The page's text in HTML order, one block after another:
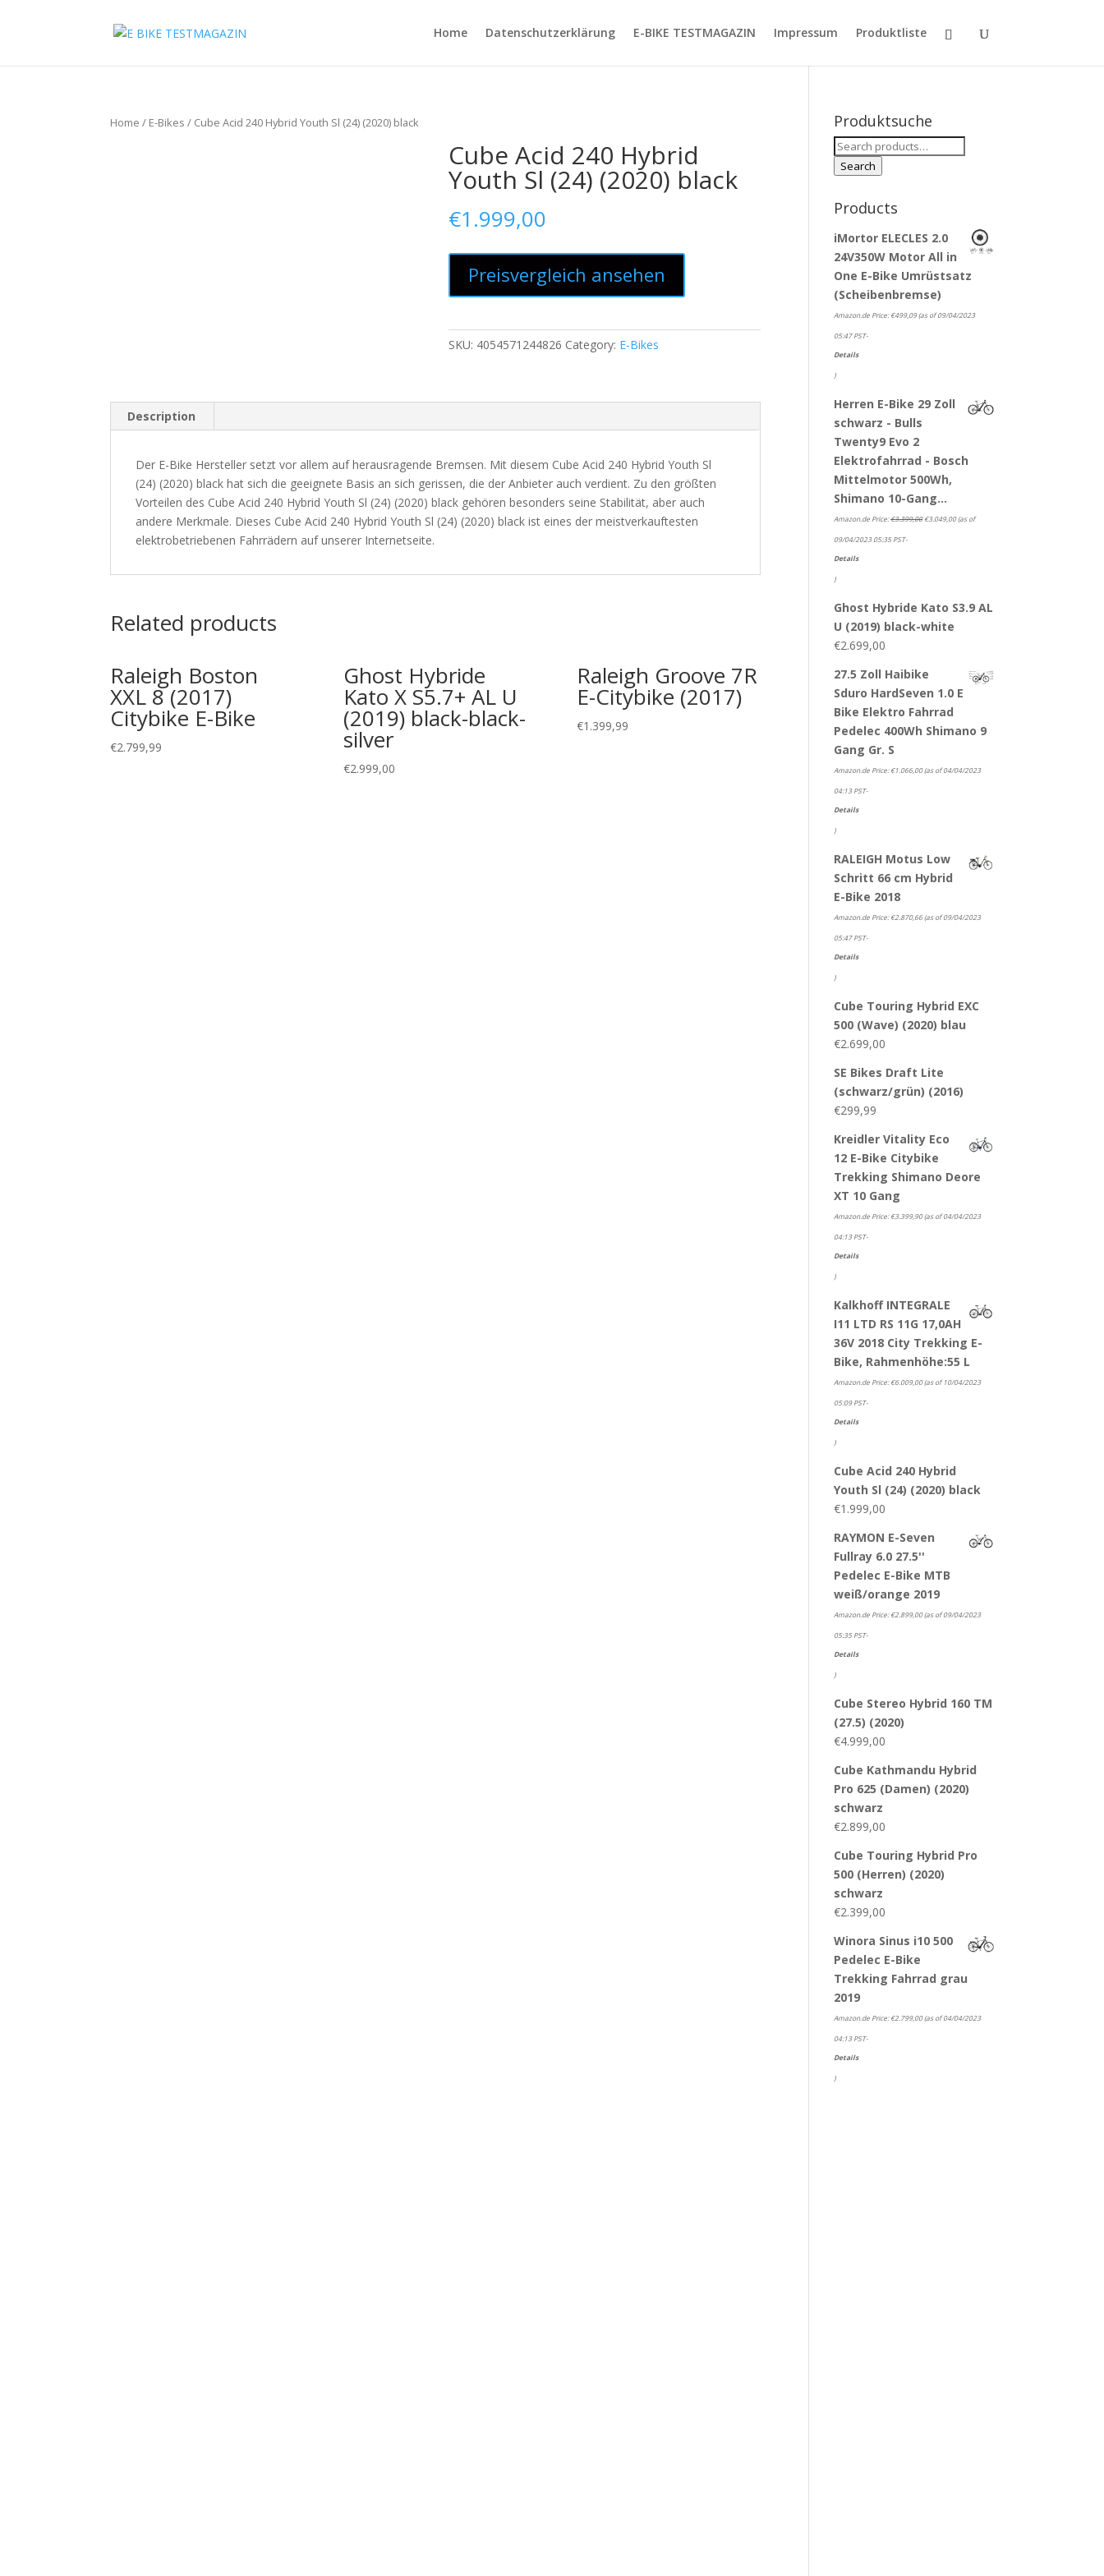
Home Datenschutzerklärung E-BIKE TESTMAGAZIN Impressum Produktliste
Home / E-Bikes / Cube Acid 240 Hybrid Youth Sl (24) (2020) black
Cube Acid 240 Hybrid
Youth Sl (24) (2020) black
€1.999,00
Preisvergleich ansehen
SKU: 4054571244826 Category: E-Bikes
Description
Der E-Bike Hersteller setzt vor allem auf herausragende Bremsen. Mit diesem Cube Acid 240 Hybrid Youth Sl
(24) (2020) black hat sich die geeignete Basis an sich gerissen, die der Anbieter auch verdient. Zu den größten
Vorteilen des Cube Acid 240 Hybrid Youth Sl (24) (2020) black gehören besonders seine Stabilität, aber auch
andere Merkmale. Dieses Cube Acid 240 Hybrid Youth Sl (24) (2020) black ist eines der meistverkauftesten
elektrobetriebenen Fahrrädern auf unserer Internetseite.
Related products
Raleigh Boston
XXL 8 (2017)
Citybike E-Bike
€2.799,99
Ghost Hybride
Kato X S5.7+ AL U
(2019) black-black-
silver
€2.999,00
Raleigh Groove 7R
E-Citybike (2017)
€1.399,99
Produktsuche
Search
for:
Search
Products
iMortor ELECLES 2.0
24V350W Motor All in
One E-Bike Umrüstsatz
(Scheibenbremse)
Amazon.de Price:€499,09(as of 09/04/2023
05:47 PST-
Details
)
Herren E-Bike 29 Zoll
schwarz - Bulls
Twenty9 Evo 2
Elektrofahrrad - Bosch
Mittelmotor 500Wh,
Shimano 10-Gang…
Amazon.de Price:€3.399,00 €3.049,00(as of
09/04/2023 05:35 PST-
Details
)
Ghost Hybride Kato S3.9 AL
U (2019) black-white
€2.699,00
27.5 Zoll Haibike
Sduro HardSeven 1.0 E
Bike Elektro Fahrrad
Pedelec 400Wh Shimano 9
Gang Gr. S
Amazon.de Price:€1.066,00(as of 04/04/2023
04:13 PST-
Details
)
RALEIGH Motus Low
Schritt 66 cm Hybrid
E-Bike 2018
Amazon.de Price:€2.870,66(as of 09/04/2023
05:47 PST-
Details
)
Cube Touring Hybrid EXC
500 (Wave) (2020) blau
€2.699,00
SE Bikes Draft Lite
(schwarz/grün) (2016)
€299,99
Kreidler Vitality Eco
12 E-Bike Citybike
Trekking Shimano Deore
XT 10 Gang
Amazon.de Price:€3.399,90(as of 04/04/2023
04:13 PST-
Details
)
Kalkhoff INTEGRALE
I11 LTD RS 11G 17,0AH
36V 2018 City Trekking E-
Bike, Rahmenhöhe:55 L
Amazon.de Price:€6.009,00(as of 10/04/2023
05:09 PST-
Details
)
Cube Acid 240 Hybrid
Youth Sl (24) (2020) black
€1.999,00
RAYMON E-Seven
Fullray 6.0 27.5''
Pedelec E-Bike MTB
weiß/orange 2019
Amazon.de Price:€2.899,00(as of 09/04/2023
05:35 PST-
Details
)
Cube Stereo Hybrid 160 TM
(27.5) (2020)
€4.999,00
Cube Kathmandu Hybrid
Pro 625 (Damen) (2020)
schwarz
€2.899,00
Cube Touring Hybrid Pro
500 (Herren) (2020)
schwarz
€2.399,00
Winora Sinus i10 500
Pedelec E-Bike
Trekking Fahrrad grau
2019
Amazon.de Price:€2.799,00(as of 04/04/2023
04:13 PST-
Details
)